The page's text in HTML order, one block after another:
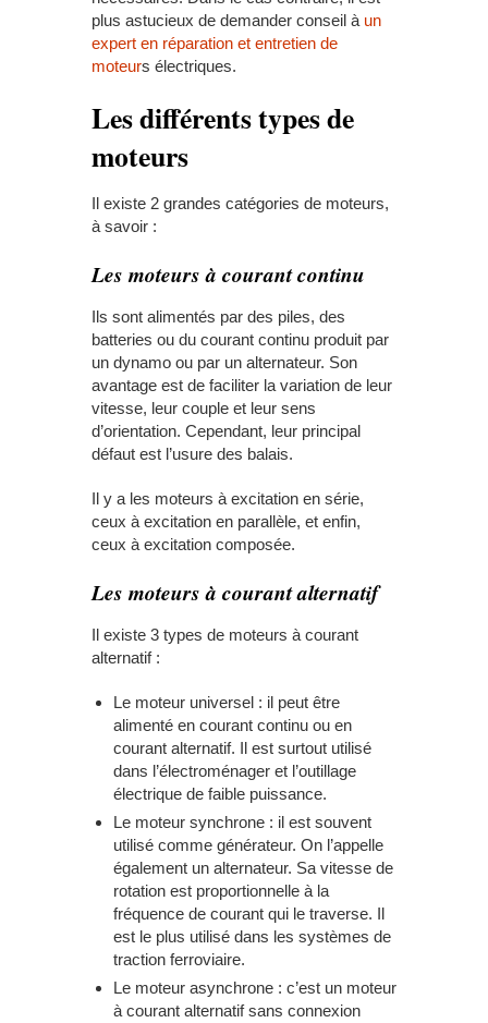
plus astucieux de demander conseil à un
expert en réparation et entretien de
moteurs électriques.
Les différents types de
moteurs
Il existe 2 grandes catégories de moteurs,
à savoir :
Les moteurs à courant continu
Ils sont alimentés par des piles, des
batteries ou du courant continu produit par
un dynamo ou par un alternateur. Son
avantage est de faciliter la variation de leur
vitesse, leur couple et leur sens
d’orientation. Cependant, leur principal
défaut est l’usure des balais.
Il y a les moteurs à excitation en série,
ceux à excitation en parallèle, et enfin,
ceux à excitation composée.
Les moteurs à courant alternatif
Il existe 3 types de moteurs à courant
alternatif :
Le moteur universel : il peut être
alimenté en courant continu ou en
courant alternatif. Il est surtout utilisé
dans l’électroménager et l’outillage
électrique de faible puissance.
Le moteur synchrone : il est souvent
utilisé comme générateur. On l’appelle
également un alternateur. Sa vitesse de
rotation est proportionnelle à la
fréquence de courant qui le traverse. Il
est le plus utilisé dans les systèmes de
traction ferroviaire.
Le moteur asynchrone : c’est un moteur
à courant alternatif sans connexion